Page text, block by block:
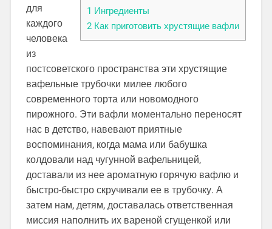
1 Ингредиенты
2 Как приготовить хрустящие вафли
для
каждого
человека
из
постсоветского пространства эти хрустящие
вафельные трубочки милее любого
современного торта или новомодного
пирожного. Эти вафли моментально переносят
нас в детство, навевают приятные
воспоминания, когда мама или бабушка
колдовали над чугунной вафельницей,
доставали из нее ароматную горячую вафлю и
быстро-быстро скручивали ее в трубочку. А
затем нам, детям, доставалась ответственная
миссия наполнить их вареной сгущенкой или